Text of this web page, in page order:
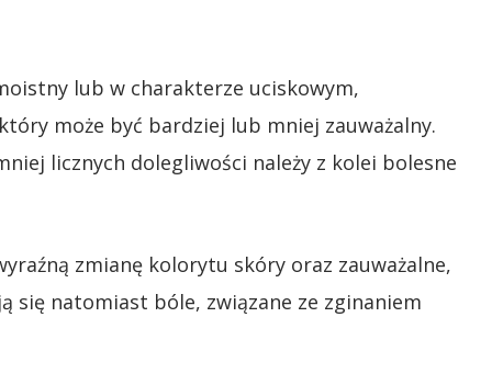
lub w charakterze uciskowym,
może być bardziej lub mniej zauważalny.
licznych dolegliwości należy z kolei bolesne
zmianę kolorytu skóry oraz zauważalne,
się natomiast bóle, związane ze zginaniem